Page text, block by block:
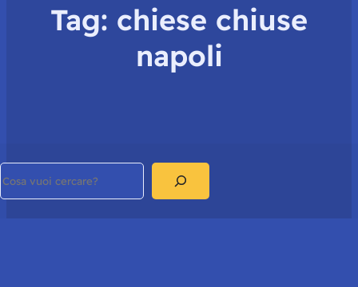
Tag: chiese chiuse
napoli